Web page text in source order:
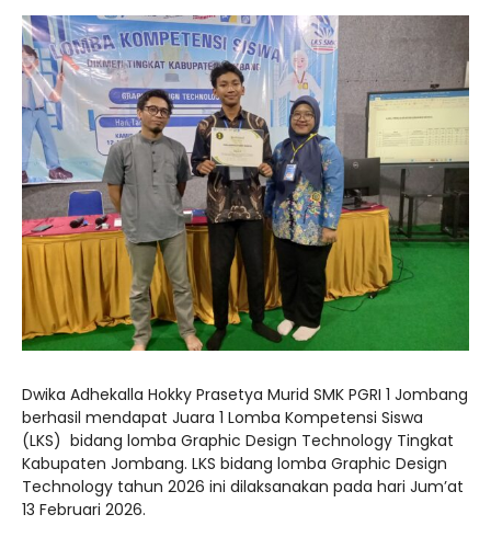
Dwika Adhekalla Hokky Prasetya Murid SMK PGRI 1 Jombang
berhasil mendapat Juara 1 Lomba Kompetensi Siswa
(LKS) bidang lomba Graphic Design Technology Tingkat
Kabupaten Jombang. LKS bidang lomba Graphic Design
Technology tahun 2026 ini dilaksanakan pada hari Jum’at
13 Februari 2026.